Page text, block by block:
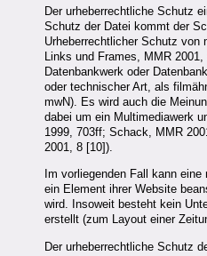
Der urheberrechtliche Schutz
Schutz der Datei kommt der
Urheberrechtlicher Schutz von
Links und Frames, MMR
Datenbankwerk oder
oder technischer Art, als
mwN). Es wird auch die
dabei um ein Multimediawerk
1999, 703ff; Schack, MMR
2001, 8 [10]).
Im vorliegenden Fall kann
ein Element ihrer Website
wird. Insoweit besteht kein
erstellt (zum Layout einer
Der urheberrechtliche Schutz